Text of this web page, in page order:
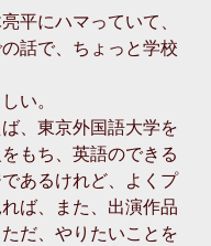
平にハマっていて、
話で、ちょっと学校
い。
、東京外国語大学を
もち、英語のできる
あるけれど、よくプ
ば、また、出演作品
だ、やりたいことを